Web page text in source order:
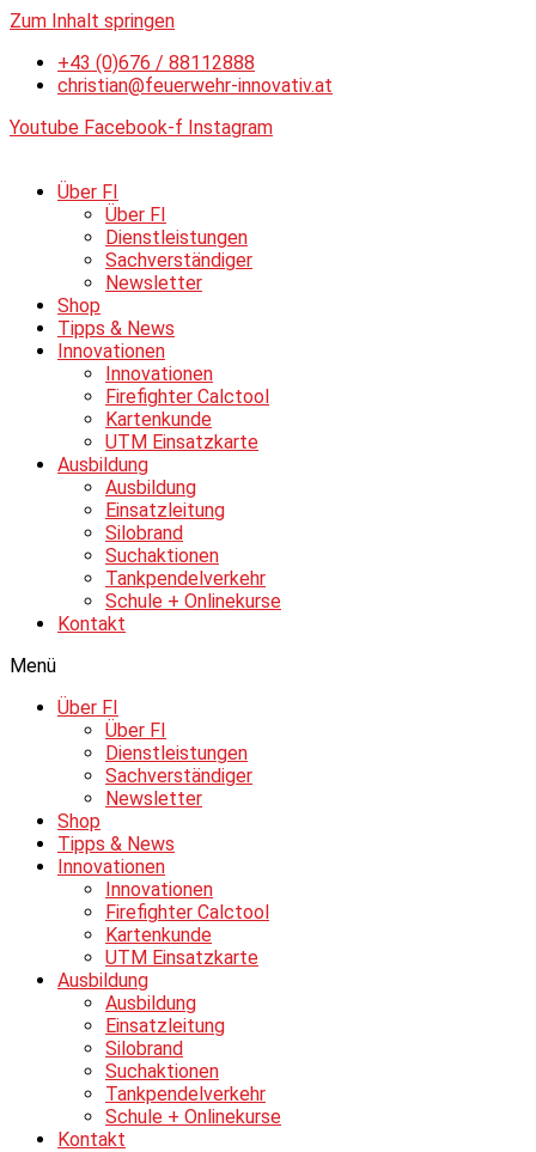
Zum Inhalt springen
+43 (0)676 / 88112888
christian@feuerwehr-innovativ.at
Youtube Facebook-f Instagram
Über FI
Über FI
Dienstleistungen
Sachverständiger
Newsletter
Shop
Tipps & News
Innovationen
Innovationen
Firefighter Calctool
Kartenkunde
UTM Einsatzkarte
Ausbildung
Ausbildung
Einsatzleitung
Silobrand
Suchaktionen
Tankpendelverkehr
Schule + Onlinekurse
Kontakt
Menü
Über FI
Über FI
Dienstleistungen
Sachverständiger
Newsletter
Shop
Tipps & News
Innovationen
Innovationen
Firefighter Calctool
Kartenkunde
UTM Einsatzkarte
Ausbildung
Ausbildung
Einsatzleitung
Silobrand
Suchaktionen
Tankpendelverkehr
Schule + Onlinekurse
Kontakt